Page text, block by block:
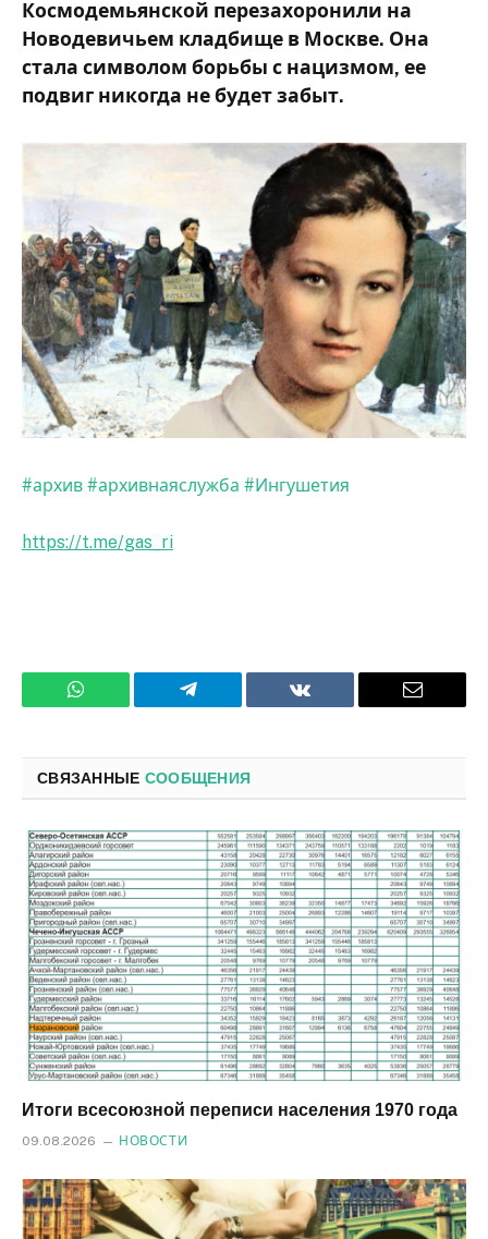
Космодемьянской перезахоронили на
Новодевичьем кладбище в Москве. Она
стала символом борьбы с нацизмом, ее
подвиг никогда не будет забыт.
#архив #архивнаяслужба #Ингушетия
https://t.me/gas_ri
WhatsApp Телеграмм ВКонтакте
СВЯЗАННЫЕ СООБЩЕНИЯ
Итоги всесоюзной переписи населения 1970 года
09.08.2026 НОВОСТИ